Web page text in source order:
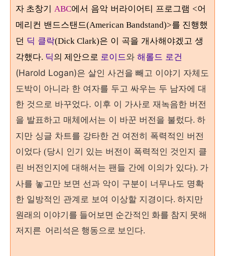
자 초창기 ABC에서 음악 버라이어티 프로그램 <어
메리컨 밴드스탠드(American Bandstand)>를 진행했
던 딕 클락(Dick Clark)은 이 곡을 개사해야겠고 생
각했다. 딕의 제안으로 로이드와 해롤드 로건
(Harold Logan)은 살인 사건을 빼고 이야기 자체도
도박이 아니라 한 여자를 두고 싸우는 두 남자에 대
한 것으로 바꾸었다. 이후 이 가사로 재녹음한 버전
을 발표하고 매체에서는 이 바꾼 버전을 불렀다. 하
지만 싱글 차트를 강타한 건 여전히 폭력적인 버전
이었다 (당시 인기 있는 버전이 폭력적인 것인지 클
린 버전인지에 대해서는 팬들 간에 이의가 있다). 가
사를 놓고만 보면 선과 악이 구분이 너무나도 명확
한 일방적인 관계로 보여 이상할 지경이다. 하지만
원래의 이야기를 들어보면 순간적인 화를 참지 못해
저지른 어리석은 행동으로 보인다.